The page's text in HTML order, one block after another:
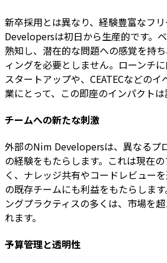
新卒採用とは異なり、経験豊富なフ
Developersは初日から生産的です。
熟知し、潜在的な問題への感覚を持
ィングを必要としません。ローンチ
スタートアップや、CEATECなどの
業にとって、この即座のインパクトは
チームへの新たな刺激
外部のNim Developersは、異なるプ
の経験をもたらします。これは現在
く、ナレッジ共有やコードレビュー
の既存チームにも利益をもたらしま
ングプラクティスの多くは、市場を
れます。
予算管理と透明性